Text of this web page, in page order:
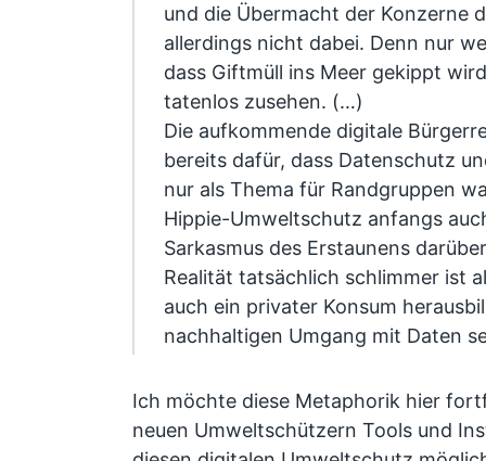
und die Übermacht der Konzerne
allerdings nicht dabei. Denn nur
dass Giftmüll ins Meer gekippt
tatenlos zusehen. (…)
Die aufkommende digitale
bereits dafür, dass Datenschutz
nur als Thema für Randgruppen
Hippie-Umweltschutz anfangs
Sarkasmus des Erstaunens
Realität tatsächlich schlimmer ist
auch ein privater Konsum
nachhaltigen Umgang mit Daten
Ich möchte diese Metaphorik hier
neuen Umweltschützern Tools und